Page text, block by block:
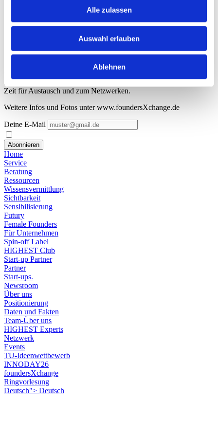
Alle zulassen
Auswahl erlauben
Ablehnen
Business und den Alltag des
Start-ups.
In der anschließenden Open-Mic-Session hast du die Möglichkeit,
Herausforderungen zu schildern, Fragen zu stellen oder dem
Publikum (Gründungs-) Ideen
Außerdem git es ausreichend
Zeit für Austausch und zum Netzwerken.
Weitere Infos und Fotos unter www.foundersXchange.de
Deine E-Mail
Abonnieren
Home
Service
Beratung
Ressourcen
Wissensvermittlung
Sichtbarkeit
Sensibilisierung
Futury
Female Founders
Für Unternehmen
Spin-off Label
HIGHEST Club
Start-up Partner
Partner
Start-ups.
Newsroom
Über uns
Positionierung
Daten und Fakten
Team-Über uns
HIGHEST Experts
Netzwerk
Events
TU-Ideenwettbewerb
INNODAY26
foundersXchange
Ringvorlesung
Deutsch"> Deutsch